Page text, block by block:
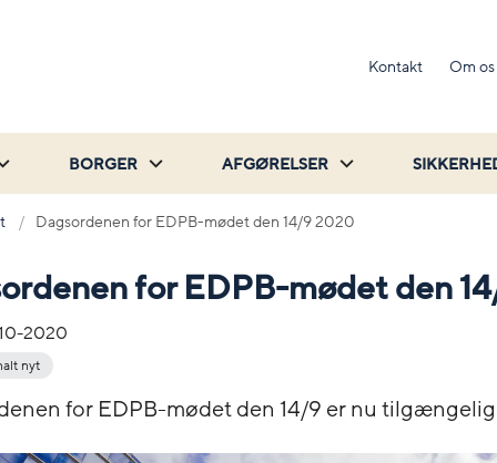
Kontakt Om os
BORGER AFGØRELSER
Dagsordenen for EDPB-mødet den 14/9 2020
for EDPB-mødet den
2020
nyt
for EDPB-mødet den 14/9 er nu